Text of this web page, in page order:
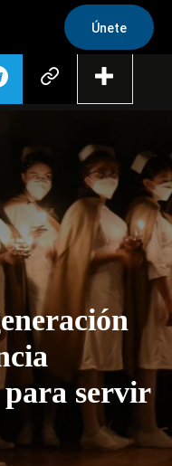
Únete
servir